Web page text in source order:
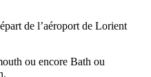
de l’aéroport de Lorient
ou encore Bath ou